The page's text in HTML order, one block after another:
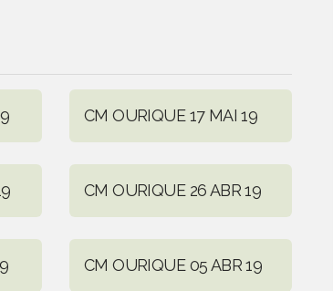
CM OURIQUE 17 MAI 19
CM OURIQUE 26 ABR 19
CM OURIQUE 05 ABR 19